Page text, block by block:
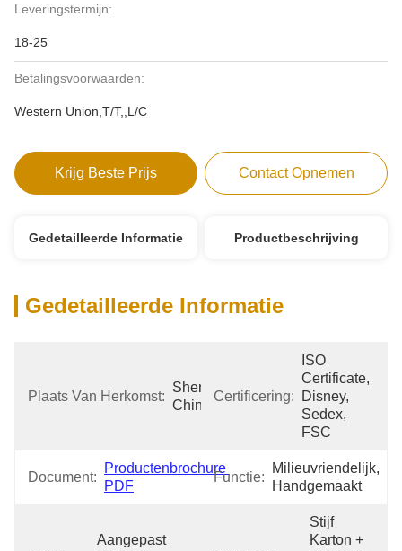
Leveringstermijn:
18-25
Betalingsvoorwaarden:
Western Union,T/T,,L/C
Krijg Beste Prijs Contact Opnemen
Gedetailleerde Informatie Productbeschrijving
Gedetailleerde Informatie
Plaats Van Herkomst:
Shenzhen
China
Certificering:
ISO
Certificate,
Disney,
Sedex,
FSC
Document:
Productenbrochure
PDF
Functie:
Milieuvriendelijk,
Handgemaakt
Aangepast
Stijf
Karton +